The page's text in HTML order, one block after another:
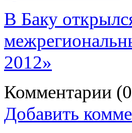
В Баку
2012»
Комментарии
Добавить